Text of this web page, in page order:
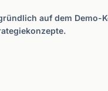
auf dem Demo-